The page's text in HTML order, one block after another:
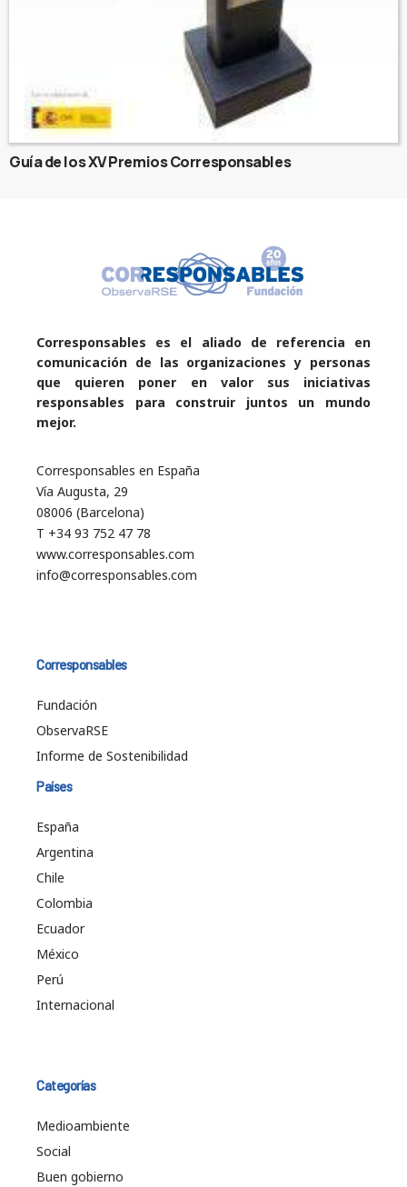
Guía de los XV Premios Corresponsables
Corresponsables es el aliado de referencia en
comunicación de las organizaciones y personas
que quieren poner en valor sus iniciativas
responsables para construir juntos un mundo
mejor.
Corresponsables en España
Vía Augusta, 29
08006 (Barcelona)
T +34 93 752 47 78
www.corresponsables.com
info@corresponsables.com
Corresponsables
Fundación
ObservaRSE
Informe de Sostenibilidad
Países
España
Argentina
Chile
Colombia
Ecuador
México
Perú
Internacional
Categorías
Medioambiente
Social
Buen gobierno